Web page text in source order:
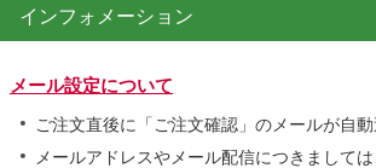
インフォメーション
メール設定について
ご注文直後に「ご注文確認」のメールが自動
メールアドレスやメール配信につきまして